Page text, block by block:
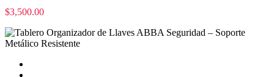
$3,500.00